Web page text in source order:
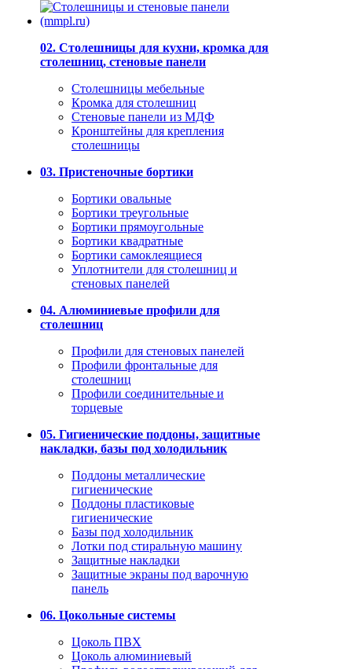
02. Столешницы для кухни, кромка для
столешниц, стеновые панели
Столешницы мебельные
Кромка для столешниц
Стеновые панели из МДФ
Кронштейны для крепления
столешницы
03. Пристеночные бортики
Бортики овальные
Бортики треугольные
Бортики прямоугольные
Бортики квадратные
Бортики самоклеящиеся
Уплотнители для столешниц и
стеновых панелей
04. Алюминиевые профили для
столешниц
Профили для стеновых панелей
Профили фронтальные для
столешниц
Профили соединительные и
торцевые
05. Гигиенические поддоны, защитные
накладки, базы под холодильник
Поддоны металлические
гигиенические
Поддоны пластиковые
гигиенические
Базы под холодильник
Лотки под стиральную машину
Защитные накладки
Защитные экраны под варочную
панель
06. Цокольные системы
Цоколь ПВХ
Цоколь алюминиевый